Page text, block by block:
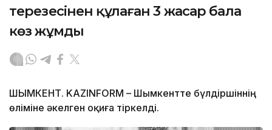
терезесінен құлаған 3 жасар бала
көз жұмды
ШЫМКЕНТ. KAZINFORM – Шымкентте бүлдіршіннің
өліміне әкелген оқиға тіркелді.